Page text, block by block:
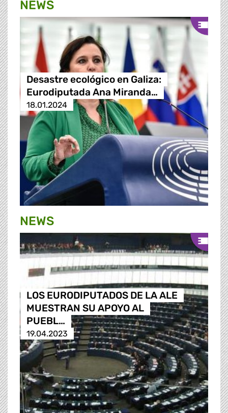
NEWS
Desastre ecológico en Galiza:
Eurodiputada Ana Miranda…
18.01.2024
NEWS
LOS EURODIPUTADOS DE LA ALE
MUESTRAN SU APOYO AL
PUEBL…
19.04.2023